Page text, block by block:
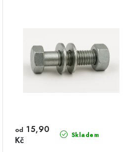
Skladem
od 15,90
Kč